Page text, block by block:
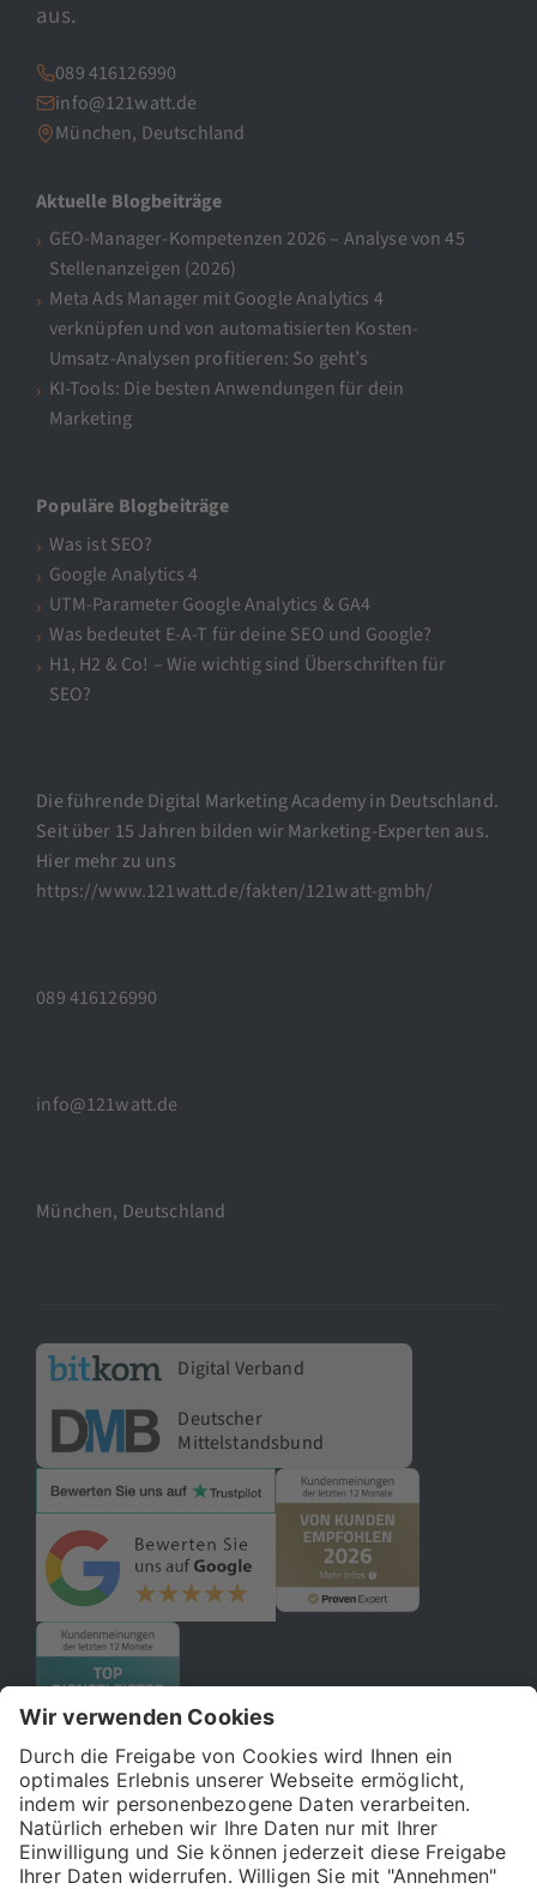
aus.
089 416126990
info@121watt.de
München, Deutschland
Aktuelle Blogbeiträge
GEO-Manager-Kompetenzen 2026 – Analyse von 45
Stellenanzeigen (2026)
Meta Ads Manager mit Google Analytics 4
verknüpfen und von automatisierten Kosten-
Umsatz-Analysen profitieren: So geht’s
KI-Tools: Die besten Anwendungen für dein
Marketing
Populäre Blogbeiträge
Was ist SEO?
Google Analytics 4
UTM-Parameter Google Analytics & GA4
Was bedeutet E-A-T für deine SEO und Google?
H1, H2 & Co! – Wie wichtig sind Überschriften für
SEO?
Die führende Digital Marketing Academy in Deutschland.
Seit über 15 Jahren bilden wir Marketing-Experten aus.
Hier mehr zu uns
https://www.121watt.de/fakten/121watt-gmbh/
089 416126990
info@121watt.de
München, Deutschland
Digital Verband
Deutscher
Mittelstandsbund